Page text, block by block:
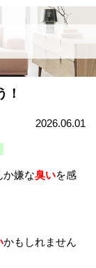
！
2026.06.01
か嫌な臭いを感
かもしれません